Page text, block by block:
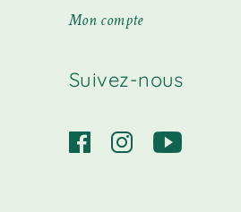
Mon compte
Suivez-nous